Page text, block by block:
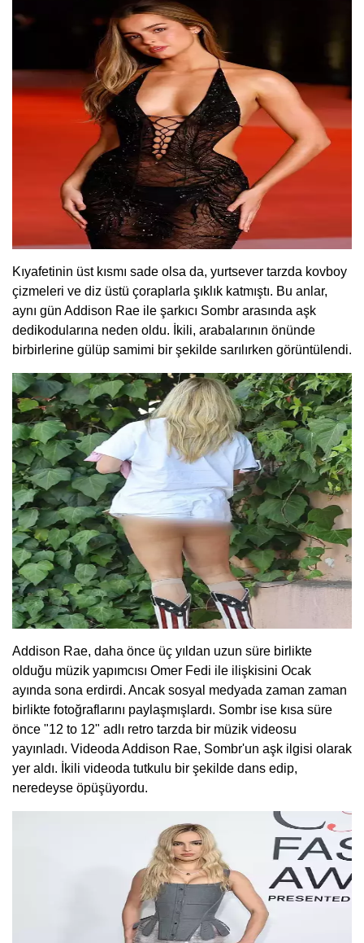
Kıyafetinin üst kısmı sade olsa da, yurtsever tarzda kovboy
çizmeleri ve diz üstü çoraplarla şıklık katmıştı. Bu anlar,
aynı gün Addison Rae ile şarkıcı Sombr arasında aşk
dedikodularına neden oldu. İkili, arabalarının önünde
birbirlerine gülüp samimi bir şekilde sarılırken görüntülendi.
Addison Rae, daha önce üç yıldan uzun süre birlikte
olduğu müzik yapımcısı Omer Fedi ile ilişkisini Ocak
ayında sona erdirdi. Ancak sosyal medyada zaman zaman
birlikte fotoğraflarını paylaşmışlardı. Sombr ise kısa süre
önce "12 to 12" adlı retro tarzda bir müzik videosu
yayınladı. Videoda Addison Rae, Sombr'un aşk ilgisi olarak
yer aldı. İkili videoda tutkulu bir şekilde dans edip,
neredeyse öpüşüyordu.